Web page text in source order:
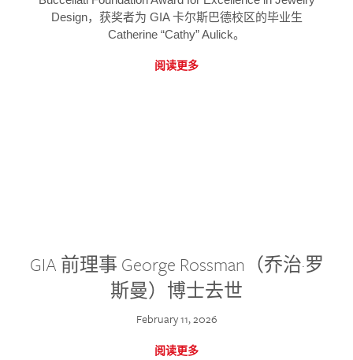
Design，获奖者为 GIA 卡尔斯巴德校区的毕业生
Catherine “Cathy” Aulick。
阅读更多
GIA 前理事 George Rossman（乔治·罗
斯曼）博士去世
February 11, 2026
阅读更多